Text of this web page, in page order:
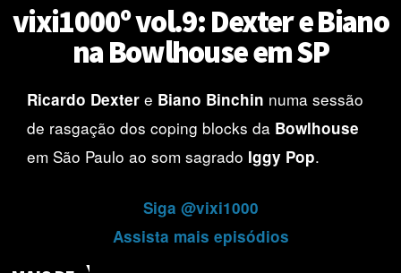
vixi1000º vol.9: Dexter e Biano
na Bowlhouse em SP
Ricardo Dexter e Biano Binchin numa sessão
de rasgação dos coping blocks da Bowlhouse
em São Paulo ao som sagrado Iggy Pop.
Siga @vixi1000
Assista mais episódios